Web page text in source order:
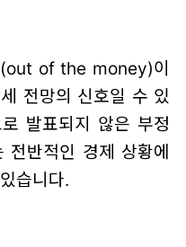
of the money)이
전망의 신호일 수 있
발표되지 않은 부정
반적인 경제 상황에
습니다.